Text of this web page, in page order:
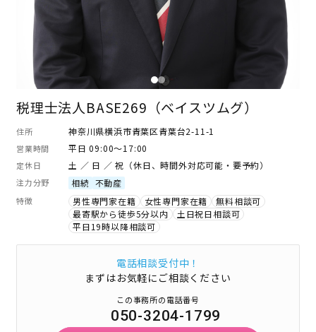
税理士法人BASE269（ベイスツムグ）
住所 神奈川県横浜市青葉区青葉台2-11-1
営業時間 平日 09:00～17:00
定休日 土 ／ 日 ／ 祝（休日、時間外対応可能・要予約）
注力分野 相続 不動産
特徴 男性専門家在籍 女性専門家在籍
無料相談可
最寄駅から徒歩5分以内
土日祝日相談可
平日19時以降相談可
電話相談受付中！
まずはお気軽にご相談ください
この事務所の電話番号
050-3204-1799